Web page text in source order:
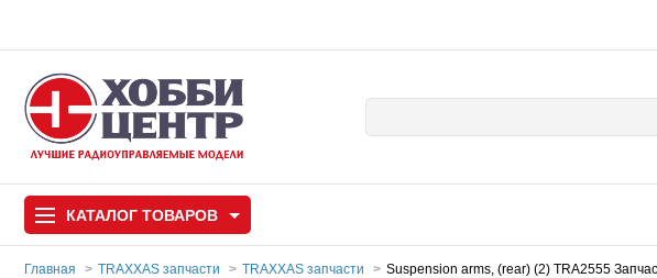
КАТАЛОГ ТОВАРОВ
Главная TRAXXAS запчасти TRAXXAS запчасти Suspension arms, (rear) (2) TRA2555